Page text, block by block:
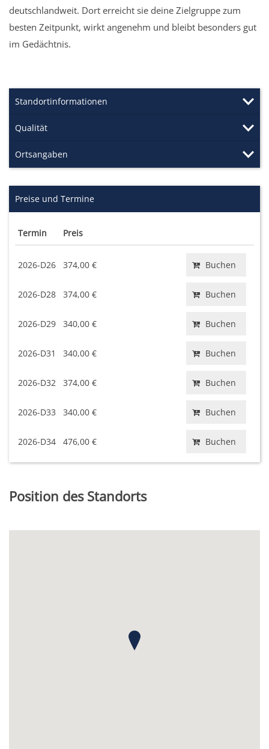
deutschlandweit. Dort erreicht sie deine Zielgruppe zum
besten Zeitpunkt, wirkt angenehm und bleibt besonders gut
im Gedächtnis.
Standortinformationen
Qualität
Ortsangaben
Preise und Termine
Termin Preis
2026-D26 374,00 € Buchen
2026-D28 374,00 € Buchen
2026-D29 340,00 € Buchen
2026-D31 340,00 € Buchen
2026-D32 374,00 € Buchen
2026-D33 340,00 € Buchen
2026-D34 476,00 € Buchen
Position des Standorts